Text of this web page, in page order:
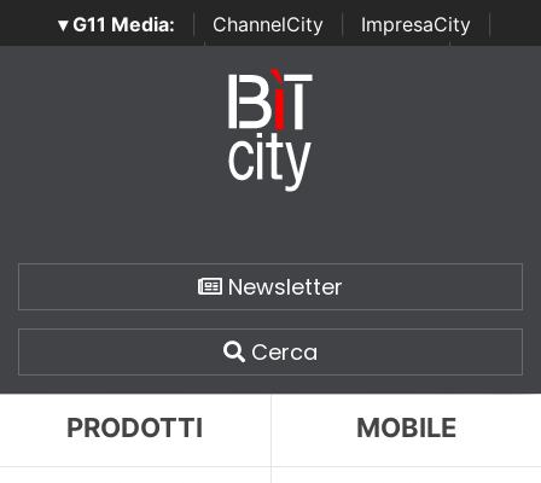
▾ G11 Media: ChannelCity ImpresaCity
SecurityOpenLab | Italian Channel Awards | Italian
Italian Security Awards
Newsletter
Cerca
PRODOTTI MOBILE